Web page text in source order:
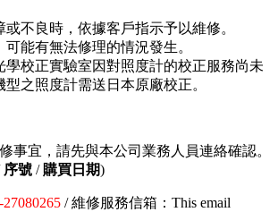
不良時，依據客戶指示予以維修。
可能有無法修理的情況發生。
學校正實驗室因對照度計的校正服務尚未
型之照度計需送日本原廠校正。
事宜，請先與本公司業務人員連絡確認。
序號 /購買日期)
27080265 / 維修服務信箱： This email